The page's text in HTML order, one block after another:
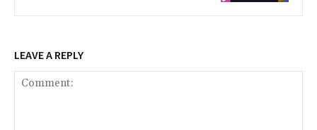
LEAVE A REPLY